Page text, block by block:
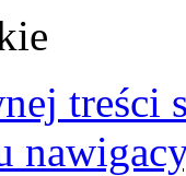
treści